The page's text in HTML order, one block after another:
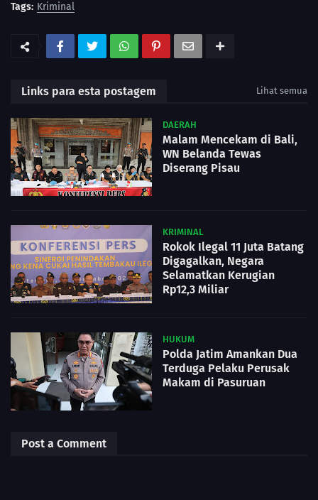
Tags: Kriminal
Links para esta postagem Lihat semua
DAERAH
Malam Mencekam di Bali,
WN Belanda Tewas
Diserang Pisau
KRIMINAL
Rokok Ilegal 11 Juta Batang
Digagalkan, Negara
Selamatkan Kerugian
Rp12,3 Miliar
HUKUM
Polda Jatim Amankan Dua
Terduga Pelaku Perusak
Makam di Pasuruan
Post a Comment